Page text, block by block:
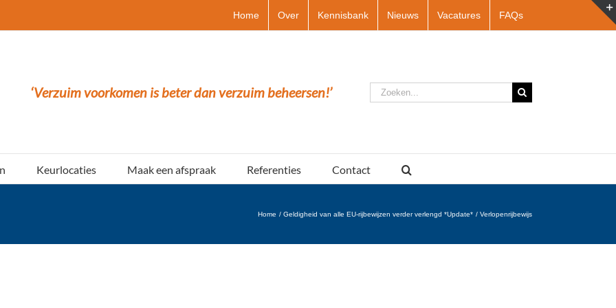
Home Over Kennisbank Nieuws Vacatures FAQs
‘Verzuim voorkomen is beter dan verzuim beheersen!’
Zoeken
naar:
Keurlocaties Maak een afspraak Referenties Contact
Home Geldigheid van alle EU-rijbewijzen verder verlengd *Update* Verlopenrijbewijs